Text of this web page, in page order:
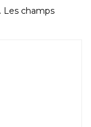
Les champs